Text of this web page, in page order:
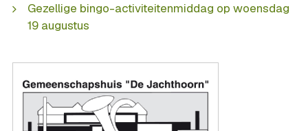
Gezellige bingo-activiteitenmiddag op woensdag
19 augustus